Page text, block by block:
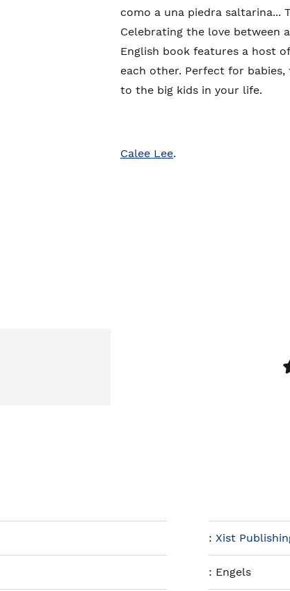
como a una piedra saltarina...
Celebrating the love between
English book features a host
each other. Perfect for
to the big kids in your life.
Calee Lee.
:Xist
: Engels